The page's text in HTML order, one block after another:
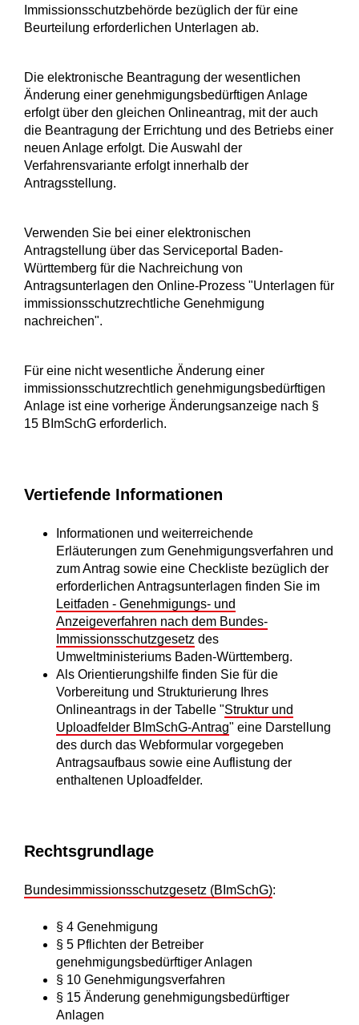
Immissionsschutzbehörde bezüglich der für eine
Beurteilung erforderlichen Unterlagen ab.
Die elektronische Beantragung der wesentlichen
Änderung einer genehmigungsbedürftigen Anlage
erfolgt über den gleichen Onlineantrag, mit der auch
die Beantragung der Errichtung und des Betriebs einer
neuen Anlage erfolgt. Die Auswahl der
Verfahrensvariante erfolgt innerhalb der
Antragsstellung.
Verwenden Sie bei einer elektronischen
Antragstellung über das Serviceportal Baden-
Württemberg für die Nachreichung von
Antragsunterlagen den Online-Prozess "Unterlagen für
immissionsschutzrechtliche Genehmigung
nachreichen".
Für eine nicht wesentliche Änderung einer
immissionsschutzrechtlich genehmigungsbedürftigen
Anlage ist eine vorherige Änderungsanzeige nach §
15 BImSchG erforderlich.
Vertiefende Informationen
Informationen und weiterreichende
Erläuterungen zum Genehmigungsverfahren und
zum Antrag sowie eine Checkliste bezüglich der
erforderlichen Antragsunterlagen finden Sie im
Leitfaden - Genehmigungs- und
Anzeigeverfahren nach dem Bundes-
Immissionsschutzgesetz des
Umweltministeriums Baden-Württemberg.
Als Orientierungshilfe finden Sie für die
Vorbereitung und Strukturierung Ihres
Onlineantrags in der Tabelle "Struktur und
Uploadfelder BImSchG-Antrag" eine Darstellung
des durch das Webformular vorgegeben
Antragsaufbaus sowie eine Auflistung der
enthaltenen Uploadfelder.
Rechtsgrundlage
Bundesimmissionsschutzgesetz (BImSchG):
§ 4 Genehmigung
§ 5 Pflichten der Betreiber
genehmigungsbedürftiger Anlagen
§ 10 Genehmigungsverfahren
§ 15 Änderung genehmigungsbedürftiger
Anlagen